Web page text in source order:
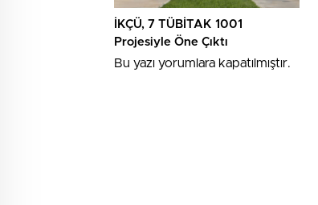
İKÇÜ, 7 TÜBİTAK 1001
Projesiyle Öne Çıktı
Bu yazı yorumlara kapatılmıştır.